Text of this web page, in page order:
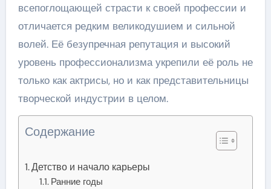
всепоглощающей страсти к своей профессии и
отличается редким великодушием и сильной
волей. Её безупречная репутация и высокий
уровень профессионализма укрепили её роль не
только как актрисы, но и как представительницы
творческой индустрии в целом.
Содержание
Детство и начало карьеры
Ранние годы